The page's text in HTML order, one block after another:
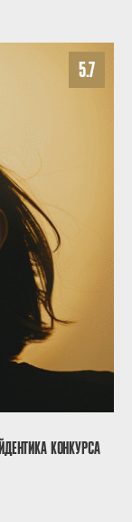
5.7
КОНКУРСА